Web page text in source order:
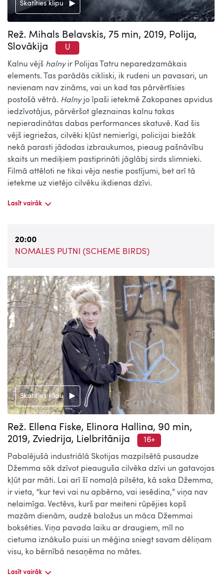
Skatīties klipu
Rež. Mihals Belavskis, 75 min, 2019, Polija,
Slovākija
U
Kalnu vējš halnyir Polijas Tatru neparedzamākais
elements. Tas parādās cikliski, ik rudeni un pavasari, un
nevienam nav zināms, vai un kad tas pārvērtīsies
postošā vētrā. Halnyjo īpaši ietekmē Zakopanes apvidus
iedzīvotājus, pārvēršot gleznainas kalnu takas
nepieradinātas dabas performances skatuvē. Kad šis
vējš iegriežas, cilvēki kļūst nemierīgi, policijai biežāk
nekā parasti jādodas izbraukumos, pieaug pašnāvību
skaits un mediķiem pastiprināti jāglābj sirds slimnieki.
Filmā attēloti ne tikai vēja nestie postījumi, bet arī tā
ietekme uz vietējo cilvēku ikdienas dzīvi.
Lasīt vairāk
20:00
NOMALES PUTNI (SCHEME BIRDS)
Skatīties klipu
Rež. Ellena Fiske, Elinora Hallina, 90 min,
2019, Zviedrija, Lielbritānija
16+
Pabalējušā industriālā Skotijas mazpilsētā pusaudze
Džemma sāk dzīvot pieauguša cilvēka dzīvi un gatavojas
kļūt par māti. Lai arī šī nomaļā pilsēta, kā saka Džemma,
ir vieta, “kur tevi vai nu apbērno, vai iesēdina,” viņa nav
nelaimīga. Vectēvs, kurš par meiteni rūpējies kopš
mazām dienām, audzē baložus un māca Džemmai
boksēties. Viņa pavada laiku ar draugiem, mīl no
cietuma iznākušo puisi un mēģina sniegt savam dēliņam
visu, ko bērnībā nesaņēma no mātes.
Lasīt vairāk